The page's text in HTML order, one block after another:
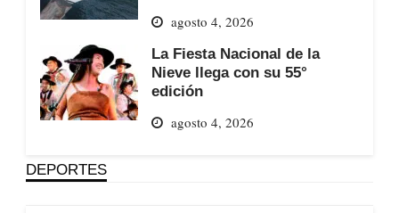
agosto 4, 2026
La Fiesta Nacional de la
Nieve llega con su 55°
edición
agosto 4, 2026
DEPORTES